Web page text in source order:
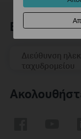
Εγγραφή
Διεύθυνση
ταχυδρομείου